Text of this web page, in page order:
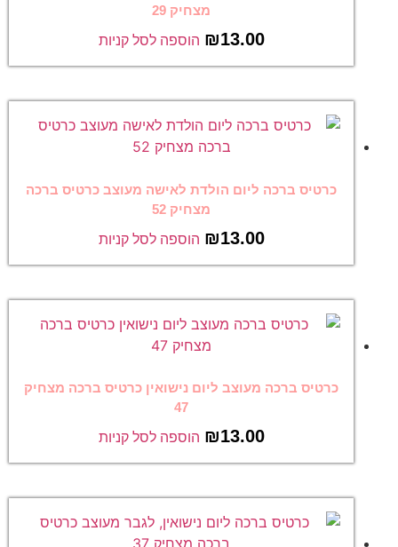
מצחיק 29
₪13.00 הוספה לסל קניות
כרטיס ברכה ליום הולדת לאישה מעוצב כרטיס ברכה
מצחיק 52
₪13.00 הוספה לסל קניות
כרטיס ברכה מעוצב ליום נישואין כרטיס ברכה מצחיק
47
₪13.00 הוספה לסל קניות